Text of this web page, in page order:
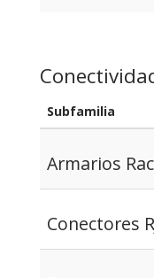
Subfamilia
Armarios
Conectores